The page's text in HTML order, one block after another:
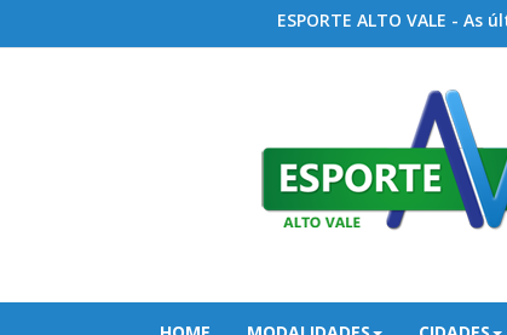
ESPORTE ALTO VALE -